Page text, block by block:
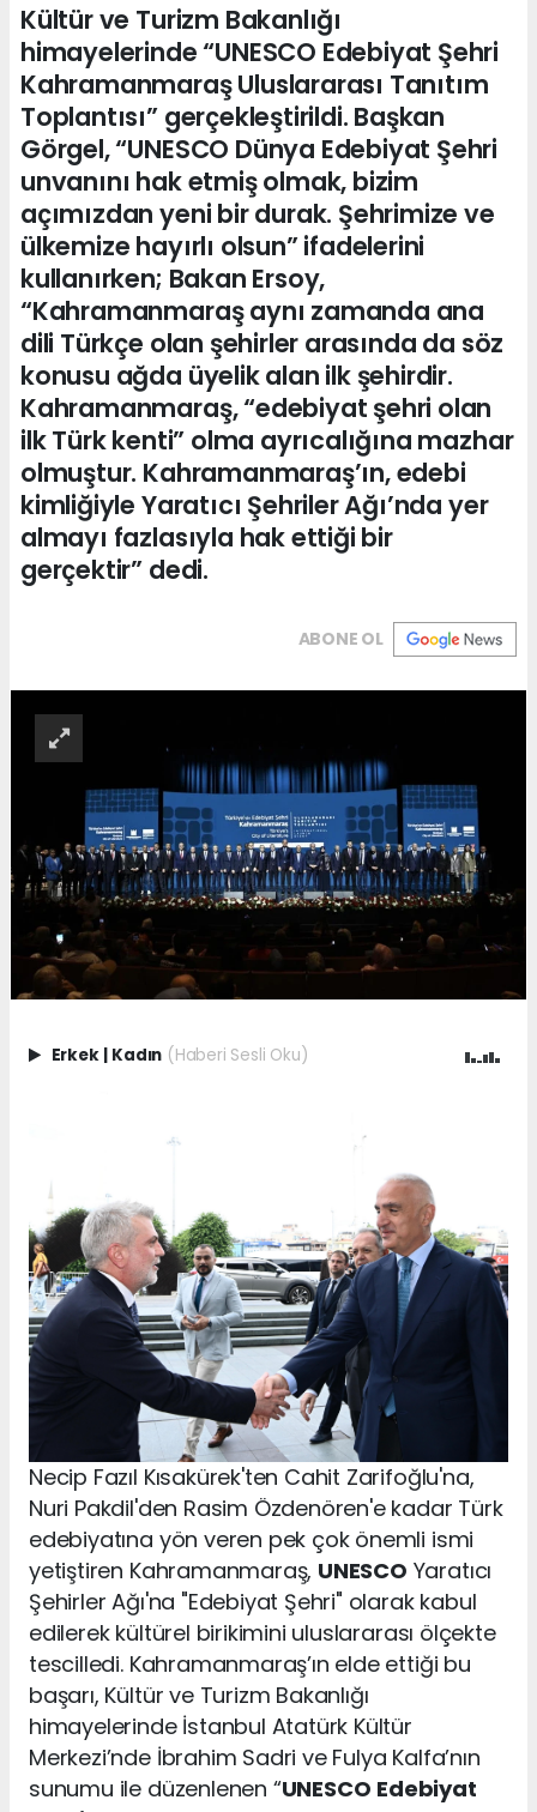
Kültür ve Turizm Bakanlığı
himayelerinde “UNESCO Edebiyat Şehri
Kahramanmaraş Uluslararası Tanıtım
Toplantısı” gerçekleştirildi. Başkan
Görgel, “UNESCO Dünya Edebiyat Şehri
unvanını hak etmiş olmak, bizim
açımızdan yeni bir durak. Şehrimize ve
ülkemize hayırlı olsun” ifadelerini
kullanırken; Bakan Ersoy,
“Kahramanmaraş aynı zamanda ana
dili Türkçe olan şehirler arasında da söz
konusu ağda üyelik alan ilk şehirdir.
Kahramanmaraş, “edebiyat şehri olan
ilk Türk kenti” olma ayrıcalığına mazhar
olmuştur. Kahramanmaraş’ın, edebi
kimliğiyle Yaratıcı Şehriler Ağı’nda yer
almayı fazlasıyla hak ettiği bir
gerçektir” dedi.
ABONE OL
Erkek | Kadın (Haberi Sesli Oku)
Necip Fazıl Kısakürek'ten Cahit Zarifoğlu'na,
Nuri Pakdil'den Rasim Özdenören'e kadar Türk
edebiyatına yön veren pek çok önemli ismi
yetiştiren Kahramanmaraş, UNESCO Yaratıcı
Şehirler Ağı'na "Edebiyat Şehri" olarak kabul
edilerek kültürel birikimini uluslararası ölçekte
tescilledi. Kahramanmaraş’ın elde ettiği bu
başarı, Kültür ve Turizm Bakanlığı
himayelerinde İstanbul Atatürk Kültür
Merkezi’nde İbrahim Sadri ve Fulya Kalfa’nın
sunumu ile düzenlenen “UNESCO Edebiyat